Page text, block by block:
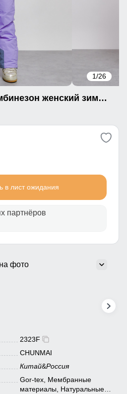
1/26
Горнолыжный комбинезон женский зимний фиолетового цвета 2323F
в лист ожидания
партнёров
фото
2323F
CHUNMAI
Китай&Россия
Gor-tex, Мембранные
материалы, Натуральные